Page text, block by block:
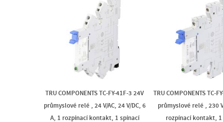
TRU COMPONENTS TC-FY-41F-3 24V
průmyslové relé , 24 V/AC, 24 V/DC, 6
A, 1 rozpínací kontakt, 1 spínací
TRU COMPONENTS TC-
průmyslové relé , 230
rozpínací kontakt, 1